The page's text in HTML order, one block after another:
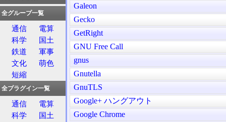
Galeon
Gecko
GetRight
GNU Free Call
gnus
Gnutella
GnuTLS
Google+ ハングアウト
Google Chrome
全グループ一覧
通信
電算
科学
国土
鉄道
軍事
文化
萌色
短縮
全プラグイン一覧
通信
電算
科学
国土